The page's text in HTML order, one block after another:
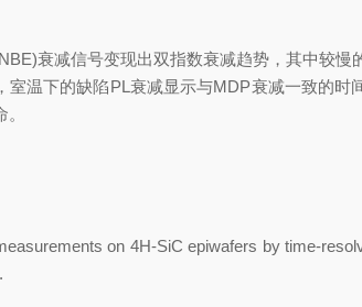
衰减信号变现出双指数衰减趋势，其中较
，室温下的缺陷PL衰减显示与MDP衰减一致的时
on 4H-SiC epiwafers by time-